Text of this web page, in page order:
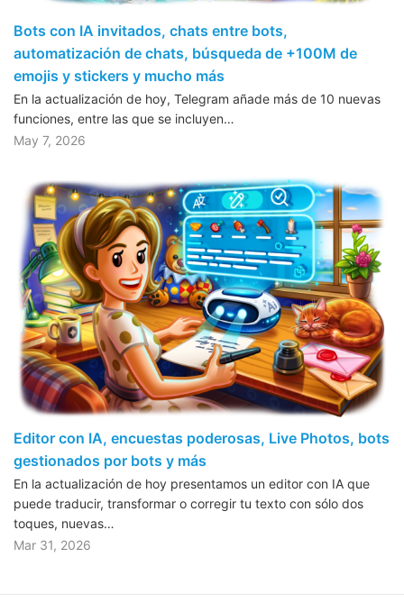
Bots con IA invitados, chats entre bots,
automatización de chats, búsqueda de +100M de
emojis y stickers y mucho más
En la actualización de hoy, Telegram añade más de 10 nuevas
funciones, entre las que se incluyen…
May 7, 2026
Editor con IA, encuestas poderosas, Live Photos, bots
gestionados por bots y más
En la actualización de hoy presentamos un editor con IA que
puede traducir, transformar o corregir tu texto con sólo dos
toques, nuevas…
Mar 31, 2026